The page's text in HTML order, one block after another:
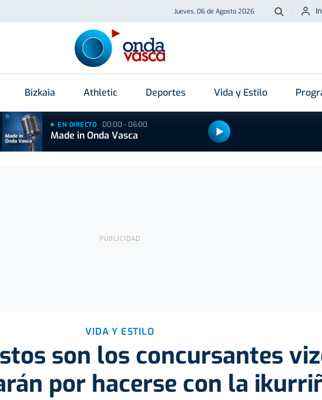
Jueves, 06 de Agosto 2026 Buscar
Bizkaia Athletic Deportes Vida y Estilo
EN DIRECTO 00:00 - 06:00
Made in Onda Vasca
VIDA Y ESTILO
son los concursantes
por hacerse con la